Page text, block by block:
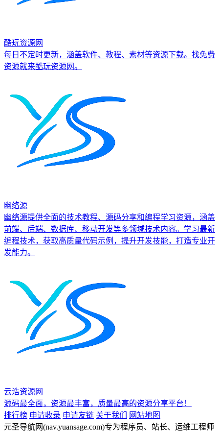
酷玩资源网
每日不定时更新，涵盖软件、教程、素材等资源下载。找免费
资源就来酷玩资源网。
幽络源
幽络源提供全面的技术教程、源码分享和编程学习资源，涵盖
前端、后端、数据库、移动开发等多领域技术内容。学习最新
编程技术，获取高质量代码示例，提升开发技能，打造专业开
发能力。
云浩资源网
源码最全面，资源最丰富，质量最高的资源分享平台！
排行榜 申请收录 申请友链 关于我们
网站地图
元圣导航网(nav.yuansage.com)专为程序员、站长、运维工程师